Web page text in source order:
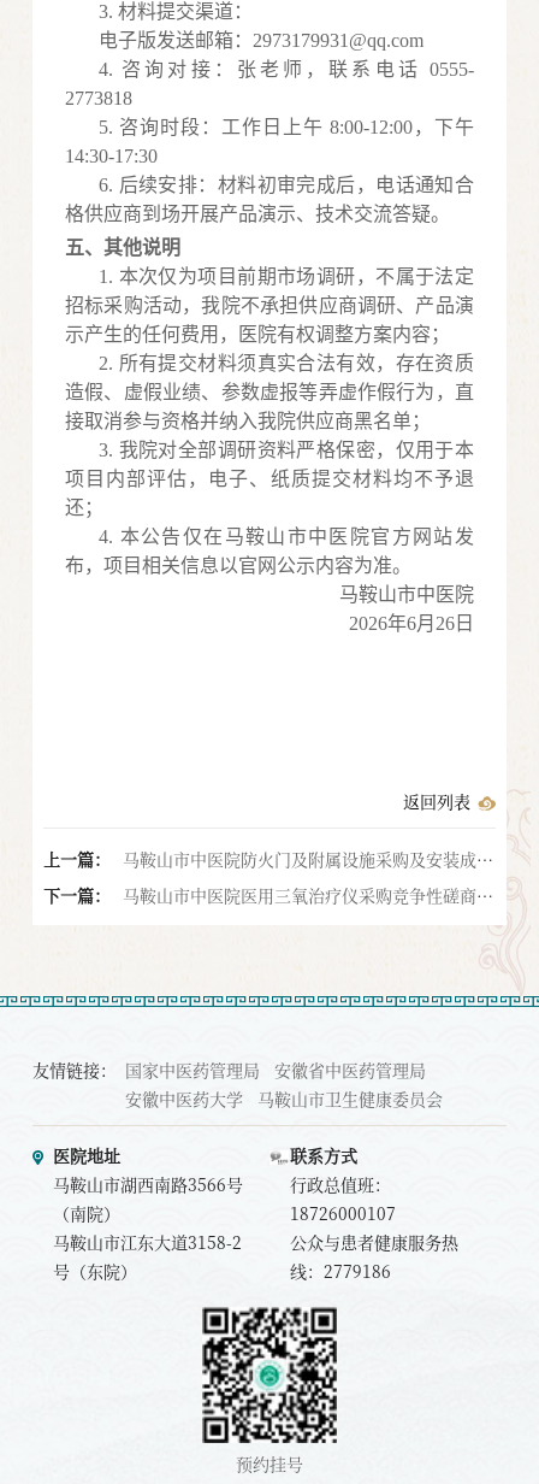
3.材料提交渠道：
电子版发送邮箱：2973179931@qq.com
4. 咨询对接：张老师，联系电话 0555-
2773818
5. 咨询时段：工作日上午 8:00-12:00，下午
14:30-17:30
6. 后续安排：材料初审完成后，电话通知合
格供应商到场开展产品演示、技术交流答疑。
五、其他说明
1. 本次仅为项目前期市场调研，不属于法定
招标采购活动，我院不承担供应商调研、产品演
示产生的任何费用 ，医院有权调整方案内容 ；
2. 所有提交材料须真实合法有效，存在资质
造假、虚假业绩、参数虚报等弄虚作假行为，直
接取消参与资格并纳入我院供应商黑名单；
3. 我院对全部调研资料严格保密，仅用于本
项目内部评估，电子、纸质提交材料均不予退
还；
4. 本公告仅在马鞍山市中医院官方网站发
布，项目相关信息以官网公示内容为准。
马鞍山市中医院
2026年6月26日
返回列表
上一篇：
马鞍山市中医院防火门及附属设施采购及安装成交
结果公告
下一篇：
马鞍山市中医院医用三氧治疗仪采购竞争性磋商公
友情链接： 国家中医药管理局
安徽省中医药管理局
安徽中医药大学
马鞍山市卫生健康委员会
医院地址
马鞍山市湖西南路3566号
（南院）
马鞍山市江东大道3158-2
号（东院）
联系方式
行政总值班：
18726000107
公众与患者健康服务热
线：2779186
预约挂号